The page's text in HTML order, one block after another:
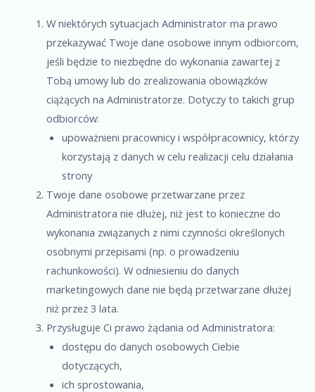
W niektórych sytuacjach Administrator ma prawo
przekazywać Twoje dane osobowe innym odbiorcom,
jeśli będzie to niezbędne do wykonania zawartej z
Tobą umowy lub do zrealizowania obowiązków
ciążących na Administratorze. Dotyczy to takich grup
odbiorców:
upoważnieni pracownicy i współpracownicy, którzy
korzystają z danych w celu realizacji celu działania
strony
Twoje dane osobowe przetwarzane przez
Administratora nie dłużej, niż jest to konieczne do
wykonania związanych z nimi czynności określonych
osobnymi przepisami (np. o prowadzeniu
rachunkowości). W odniesieniu do danych
marketingowych dane nie będą przetwarzane dłużej
niż przez 3 lata.
Przysługuje Ci prawo żądania od Administratora:
dostępu do danych osobowych Ciebie
dotyczących,
ich sprostowania,